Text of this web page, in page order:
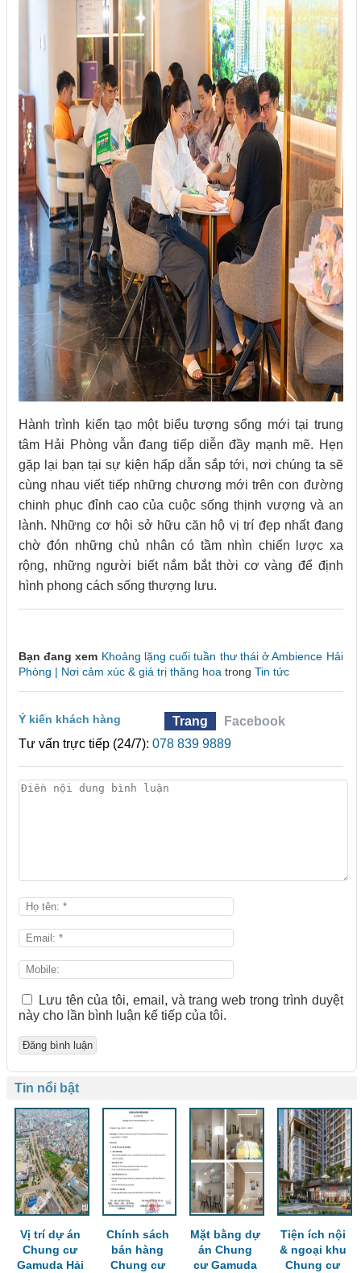
Hành trình kiến tạo một biểu tượng sống mới tại trung
tâm Hải Phòng vẫn đang tiếp diễn đầy mạnh mẽ. Hẹn
gặp lại bạn tại sự kiện hấp dẫn sắp tới, nơi chúng ta sẽ
cùng nhau viết tiếp những chương mới trên con đường
chinh phục đỉnh cao của cuộc sống thịnh vượng và an
lành. Những cơ hội sở hữu căn hộ vị trí đẹp nhất đang
chờ đón những chủ nhân có tầm nhìn chiến lược xa
rộng, những người biết nắm bắt thời cơ vàng để định
hình phong cách sống thượng lưu.
Bạn đang xem Khoảng lặng cuối tuần thư thái ở Ambience Hải
Phòng | Nơi cảm xúc & giá trị thăng hoa trong Tin tức
Ý kiến khách hàng Trang
Facebook
Tư vấn trực tiếp (24/7): 078 839 9889
Lưu tên của tôi, email, và trang web trong trình duyệt
này cho lần bình luận kế tiếp của tôi.
Tin nổi bật
Vị trí dự án
Chung cư
Gamuda Hải
Chính sách
bán hàng
Chung cư
Mặt bằng dự
án Chung
cư Gamuda
Tiện ích nội
& ngoại khu
Chung cư